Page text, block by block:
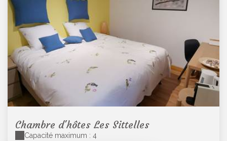
Chambre d'hôtes Les Sittelles
Capacité maximum : 4